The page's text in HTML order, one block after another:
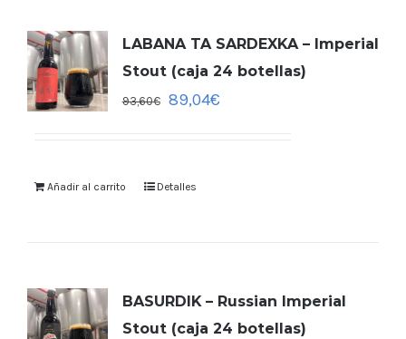
LABANA TA SARDEXKA – Imperial
Stout (caja 24 botellas)
93,60€ 89,04€
Añadir al carrito Detalles
BASURDIK – Russian Imperial
Stout (caja 24 botellas)